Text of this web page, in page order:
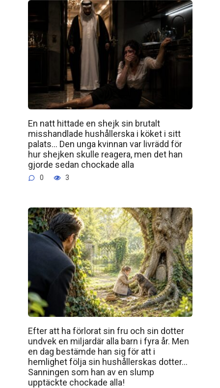
En natt hittade en shejk sin brutalt
misshandlade hushållerska i köket i sitt
palats… Den unga kvinnan var livrädd för
hur shejken skulle reagera, men det han
gjorde sedan chockade alla
0 3
Efter att ha förlorat sin fru och sin dotter
undvek en miljardär alla barn i fyra år. Men
en dag bestämde han sig för att i
hemlighet följa sin hushållerskas dotter…
Sanningen som han av en slump
upptäckte chockade alla!